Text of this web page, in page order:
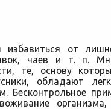
избавиться от
чаев и т. п.
те, основу
обладают
Бесконтрольное